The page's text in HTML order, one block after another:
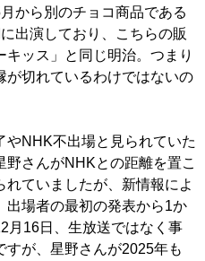
から別のチョコ商品である
出演しており、こちらの販
キッス」と同じ明治。つまり
が切れているわけではないの
NHK不出場と見られていた
野さんがNHKとの距離を置こ
れていましたが、新情報によ
出場者の最初の発表から1か
月16日、生放送ではなく事
すが、星野さんが2025年も